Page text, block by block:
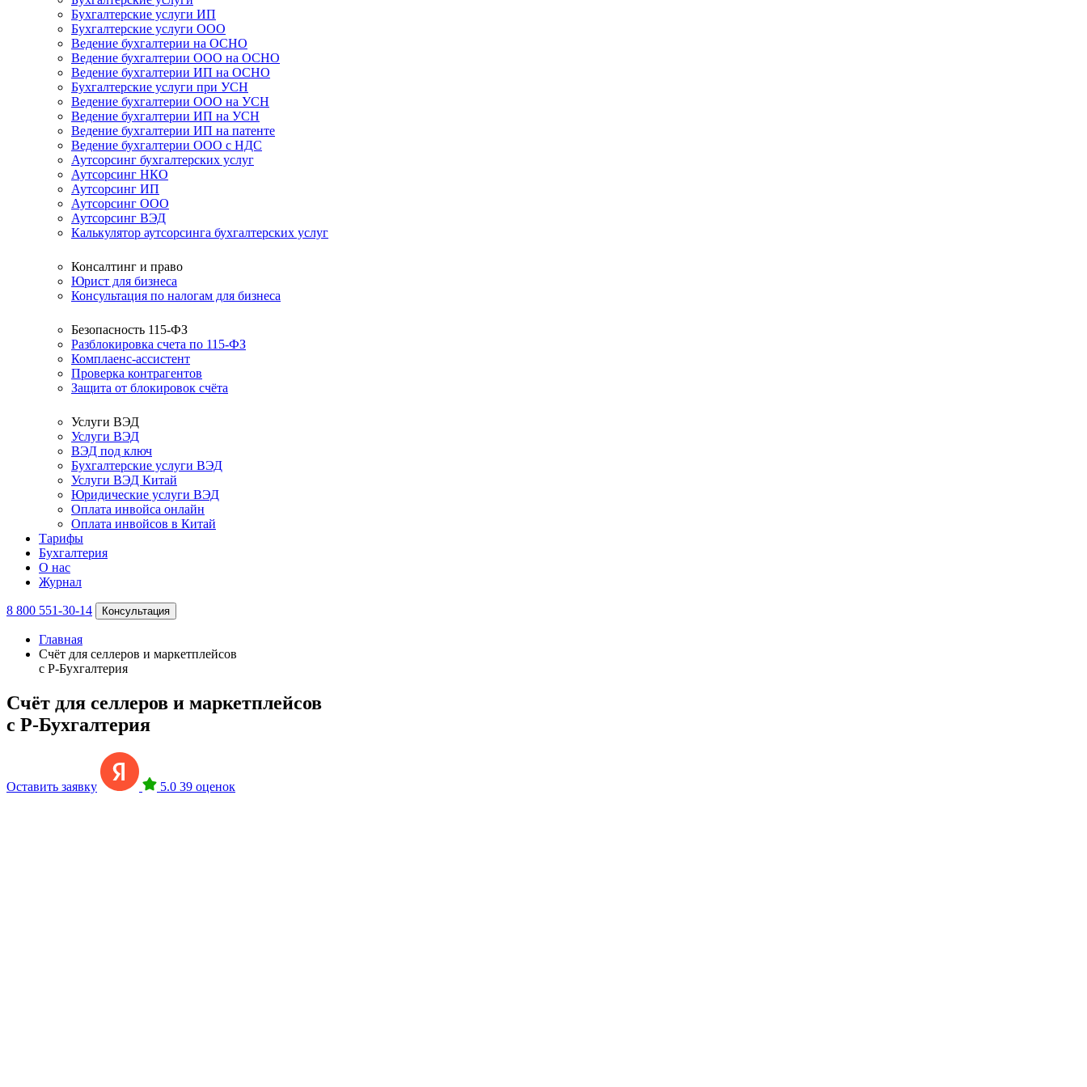
Бухгалтерские услуги ИП
Бухгалтерские услуги ООО
Ведение бухгалтерии на ОСНО
Ведение бухгалтерии ООО на ОСНО
Ведение бухгалтерии ИП на ОСНО
Бухгалтерские услуги при УСН
Ведение бухгалтерии ООО на УСН
Ведение бухгалтерии ИП на УСН
Ведение бухгалтерии ИП на патенте
Ведение бухгалтерии ООО с НДС
Аутсорсинг бухгалтерских услуг
Аутсорсинг НКО
Аутсорсинг ИП
Аутсорсинг ООО
Аутсорсинг ВЭД
Калькулятор аутсорсинга бухгалтерских услуг
Консалтинг и право
Юрист для бизнеса
Консультация по налогам для бизнеса
Безопасность 115-ФЗ
Разблокировка счета по 115-ФЗ
Комплаенс-ассистент
Проверка контрагентов
Защита от блокировок счёта
Услуги ВЭД
Услуги ВЭД
ВЭД под ключ
Бухгалтерские услуги ВЭД
Услуги ВЭД Китай
Юридические услуги ВЭД
Оплата инвойса онлайн
Оплата инвойсов в Китай
Тарифы
Бухгалтерия
О нас
Журнал
8 800 551-30-14 Консультация
Главная
Счёт для селлеров и маркетплейсов
с Р-Бухгалтерия
Счёт для селлеров и маркетплейсов
с Р-Бухгалтерия
Оставить заявку 5.0 39 оценок